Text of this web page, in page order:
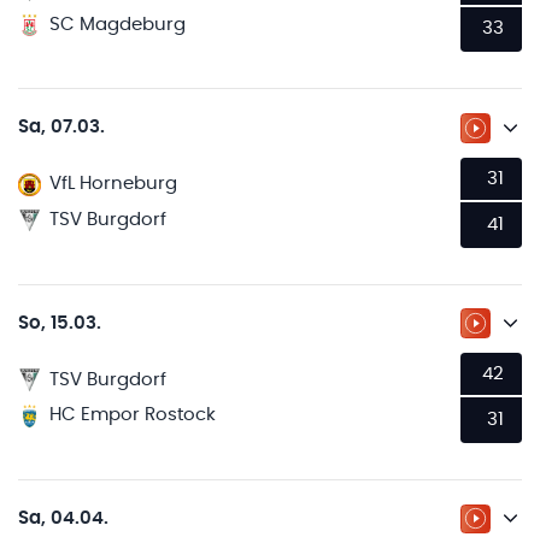
SC Magdeburg
33
Sa, 07.03. ZUM
VfL Horneburg
TSV Burgdorf
31
41
So, 15.03. ZUM
TSV Burgdorf
HC Empor Rostock
42
31
Sa, 04.04. ZUM